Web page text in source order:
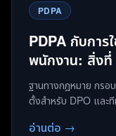
PDPA
PDPA กับกา
พนักงาน: สิ่งที่
ฐานทางกฎหมาย กรอ
ตั้งสำหรับ DPO และ
อ่านต่อ →